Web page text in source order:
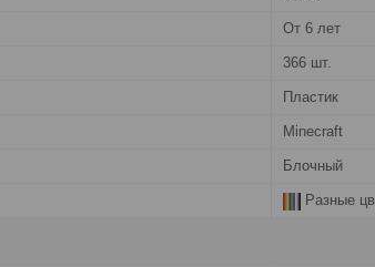
От 6 лет
366 шт.
Пластик
Minecraft
Блочный
Разные